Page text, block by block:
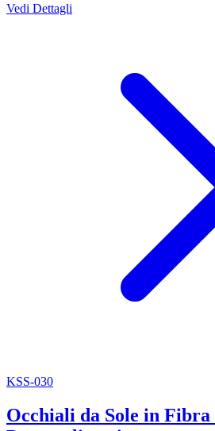
Vedi Dettagli
KSS-030
Occhiali da Sole in